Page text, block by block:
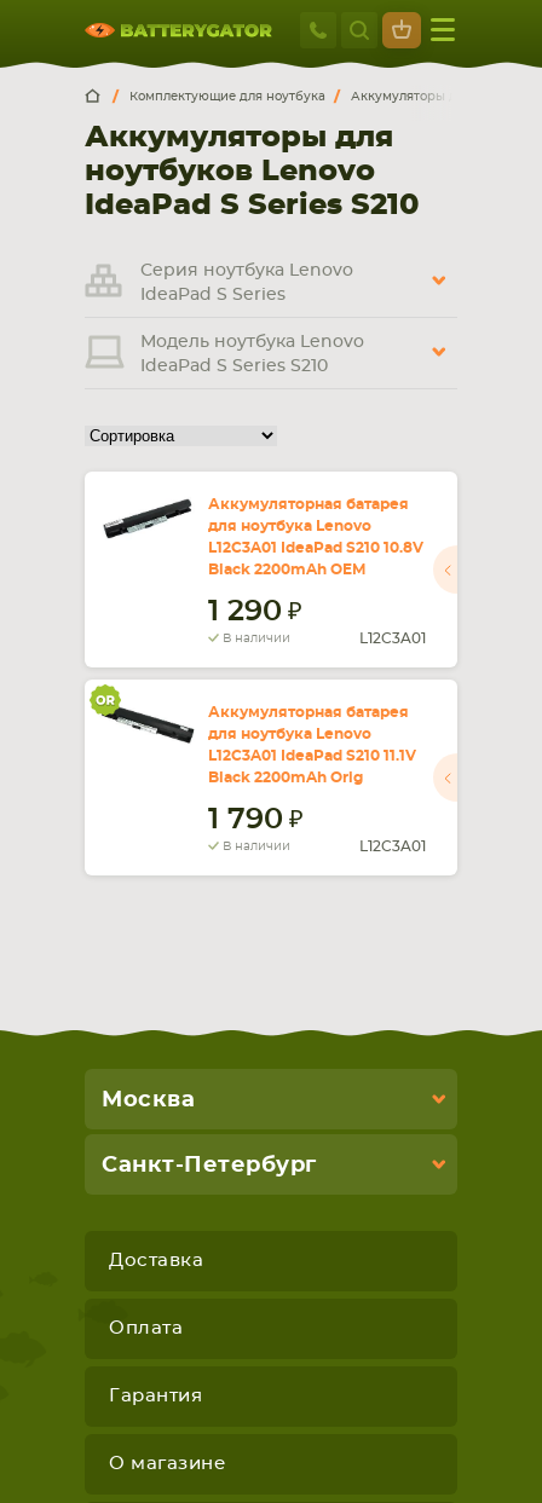
Москва
+7 495 414
Москва Санкт-Петербург
г. Москва, ул. Ткацкая, 5с3 (м. Семеновская)
5 мин. ходьбы от ст.м. “Семеновская”
+7 495 414 28 59
9:00-21:00
смартфона, планшета
Комплектующие для ноутбука Аккумуляторы для ноутбуков
Аккумуляторы для
ноутбуков Lenovo
IdeaPad S Series S210
Серия ноутбука Lenovo
IdeaPad S Series
Модель ноутбука Lenovo
IdeaPad S Series S210
Аккумуляторная батарея
для ноутбука Lenovo
L12C3A01 IdeaPad S210 10.8V
Black 2200mAh OEM
1 290
В наличии L12C3A01
Аккумуляторная батарея
для ноутбука Lenovo
L12C3A01 IdeaPad S210 11.1V
Black 2200mAh Orig
1 790
В наличии L12C3A01
Москва
Санкт-Петербург
Доставка
Оплата
Гарантия
О магазине